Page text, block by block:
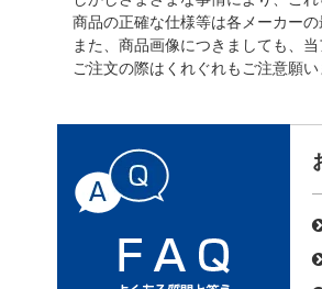
商品の正確な仕様等は各メーカー
また、商品画像につきましても、
ご注文の際はくれぐれもご注意願